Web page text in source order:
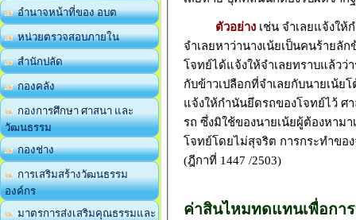
อำนาจหน้าที่ของ อบต
หน่วยตรวจสอบภายใน
สำนักปลัด
กองคลัง
กองการศึกษา ศาสนา และ
วัฒนธรรม
กองช่าง
การเสริมสร้างวัฒนธรรม
องค์กร
มาตรการส่งเสริมคุณธรรมและ
ตัวอย่าง เช่น จำเลยแจ้งใ
จำเลยหาว่านางเน้ยเป็นคนร้ายลั
โจทย์ได้แจ้งให้จำเลยทราบแล้วว่
กับข้าวเปลือกที่จำเลยกับนายเน้ย
แจ้งให้กำนันยึดรถของโจทย์ไว้ ศ
รถ ซึ่งมิใช้ของนายเน้ยผู้ต้องหาม
โจทย์โดยไม่สุจริต การกระทำขอ
(ฎีกาที่ 1447 /2503)
ค่าสินไหมทดแทนเพื่อการ